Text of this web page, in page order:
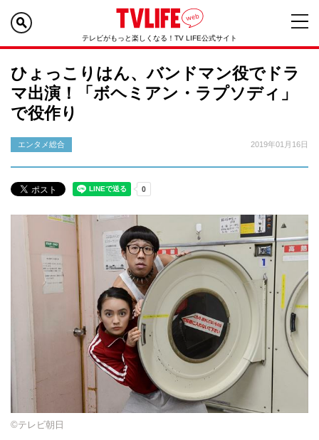
テレビがもっと楽しくなる！TV LIFE公式サイト
ひょっこりはん、バンドマン役でドラ
マ出演！「ボヘミアン・ラプソディ」
で役作り
エンタメ総合 2019年01月16日
©テレビ朝日